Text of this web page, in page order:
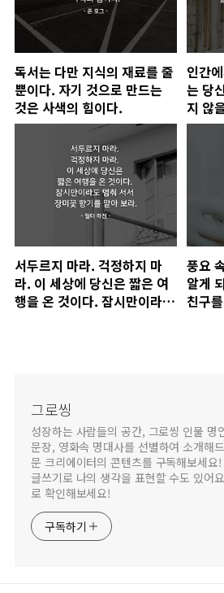
독서는 다만 지식의 재료를 줄
뿐이다. 자기 것으로 만드는
것은 사색의 힘이다.
인간
는 당
지 않
를 알
서두르지 마라. 걱정하지 마
라. 이 세상에 당신은 짧은 여
행을 온 것이다. 잠시만이라도
풍요
알게
친구
그로씽
성장하는 사람들의 공간, 그로씽 인물 명
문장, 영화속 명대사를 선별하여 소개해
문 크리에이터의 콘텐츠를 구독해보세요
글쓰기로 나의 생각을 표현할 수도 있어
로 확인해보세요!
구독하기